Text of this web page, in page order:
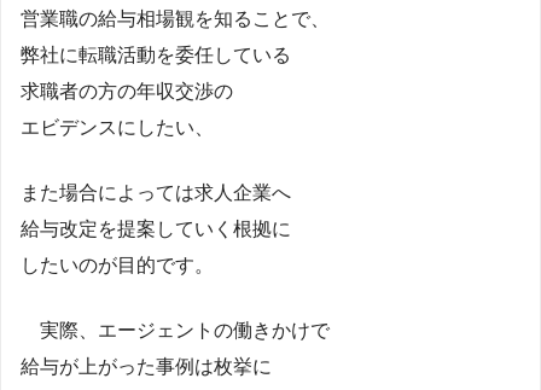
営業職の給与相場観を知ることで、
弊社に転職活動を委任している
求職者の方の年収交渉の
エビデンスにしたい、
また場合によっては求人企業へ
給与改定を提案していく根拠に
したいのが目的です。
実際、エージェントの働きかけで
給与が上がった事例は枚挙に